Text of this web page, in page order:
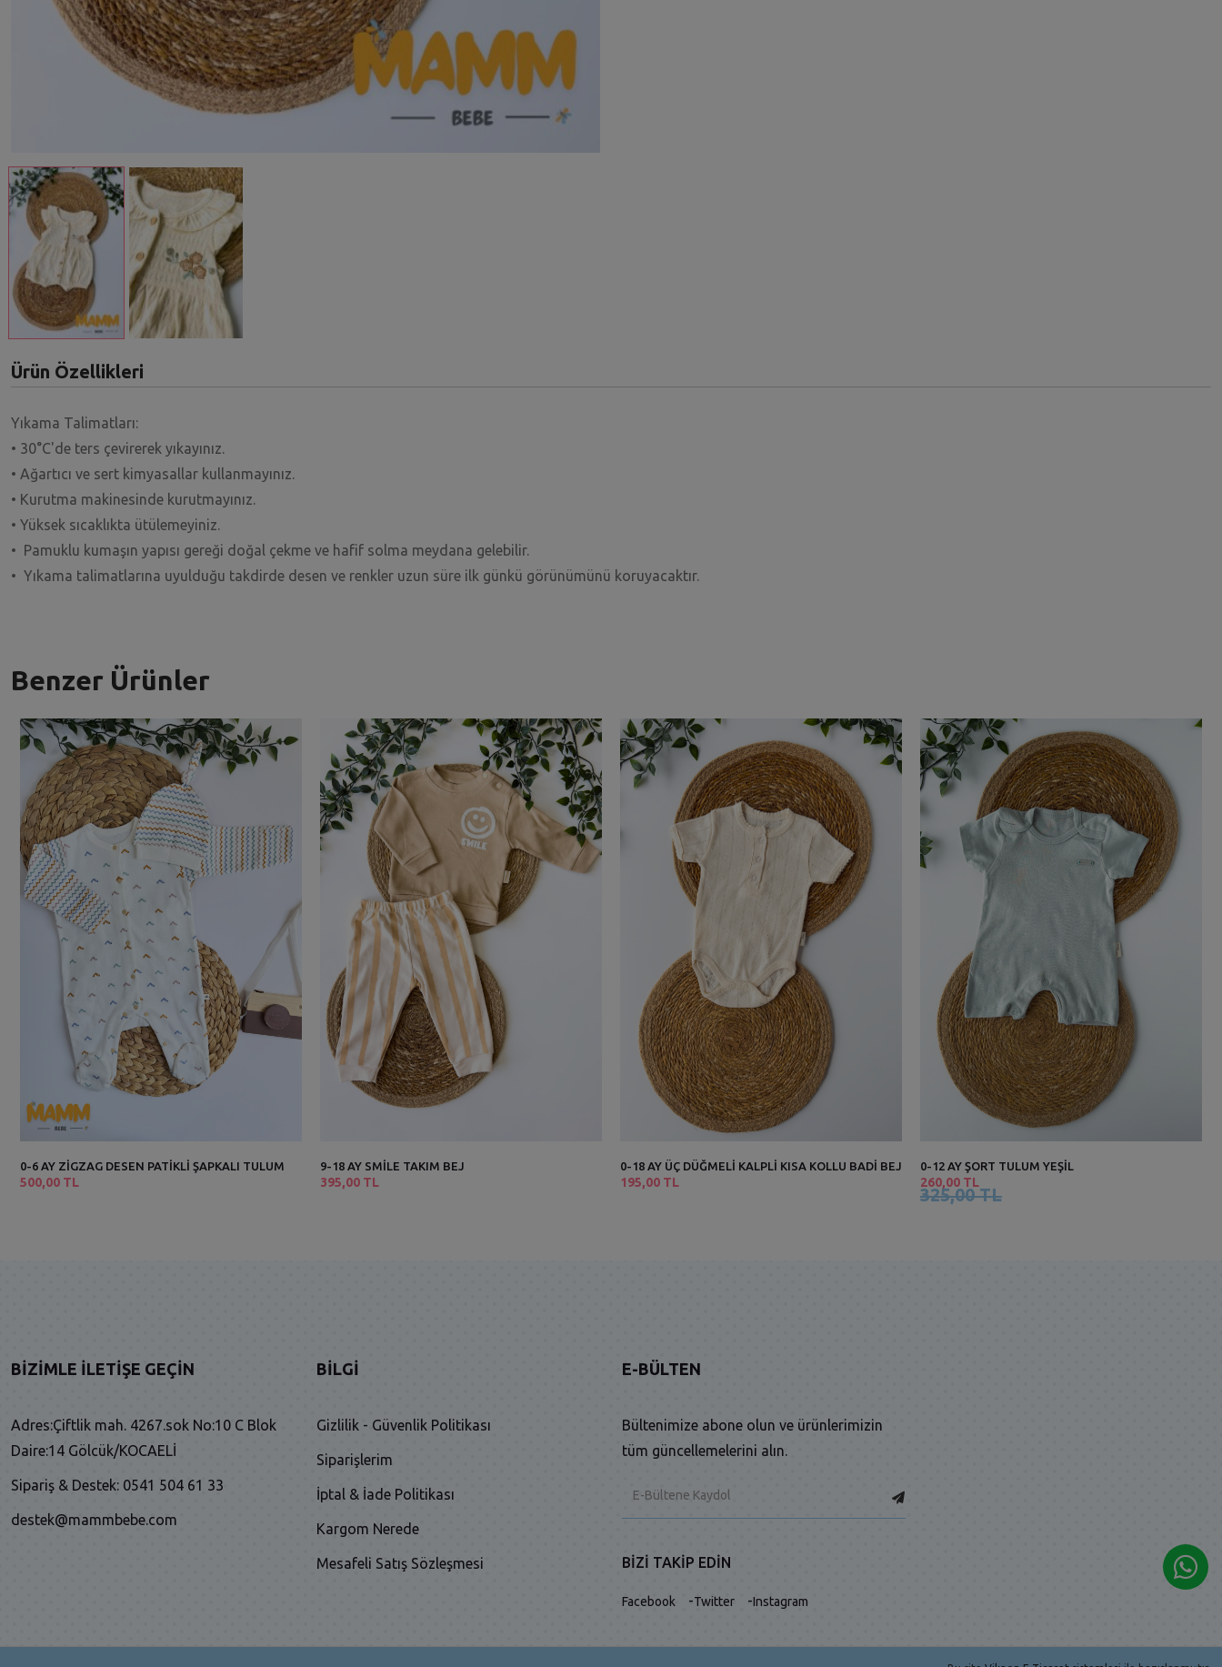
Ürün Özellikleri
Yıkama Talimatları:
• 30°C'de ters çevirerek yıkayınız.
• Ağartıcı ve sert kimyasallar kullanmayınız.
• Kurutma makinesinde kurutmayınız.
• Yüksek sıcaklıkta ütülemeyiniz.
• Pamuklu kumaşın yapısı gereği doğal çekme ve hafif solma meydana gelebilir.
• Yıkama talimatlarına uyulduğu takdirde desen ve renkler uzun süre ilk günkü görünümünü koruyacaktır.
Benzer Ürünler
0-6 AY ZİGZAG DESEN PATİKLİ ŞAPKALI TULUM
500,00 TL
9-18 AY SMİLE TAKIM BEJ
395,00 TL
0-18 AY ÜÇ DÜĞMELİ KALPLİ KISA KOLLU BADİ BEJ
195,00 TL
0-12 AY ŞORT TULUM YEŞİL
260,00 TL
325,00 TL
BIZIMLE İLETIŞE GEÇIN
Adres:Çiftlik mah. 4267.sok No:10 C Blok
Daire:14 Gölcük/KOCAELİ
Sipariş & Destek: 0541 504 61 33
destek@mammbebe.com
BILGI
Gizlilik - Güvenlik Politikası
Siparişlerim
İptal & İade Politikası
Kargom Nerede
Mesafeli Satış Sözleşmesi
E-BÜLTEN
Bültenimize abone olun ve ürünlerimizin
tüm güncellemelerini alın.
BIZI TAKIP EDIN
Facebook -Twitter -Instagram